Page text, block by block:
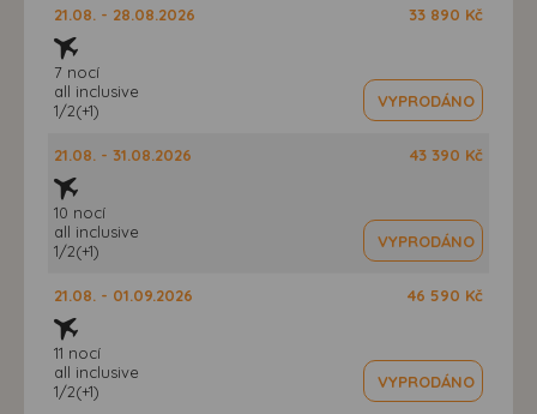
21.08. - 28.08.2026
7 nocí
all inclusive
1/2(+1)
33 890 Kč
VYPRODÁNO
21.08. - 31.08.2026
10 nocí
all inclusive
1/2(+1)
43 390 Kč
VYPRODÁNO
21.08. - 01.09.2026
11 nocí
all inclusive
1/2(+1)
46 590 Kč
VYPRODÁNO